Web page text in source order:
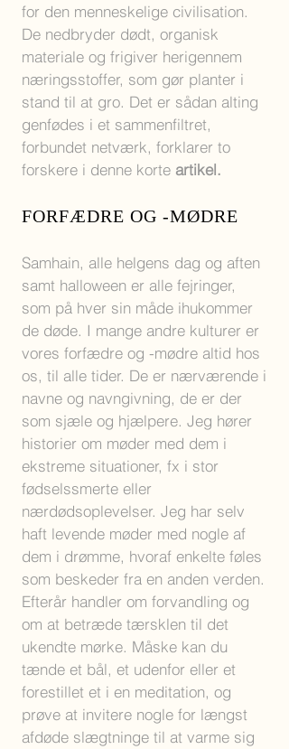
for den menneskelige civilisation.
De nedbryder dødt, organisk
materiale og frigiver herigennem
næringsstoffer, som gør planter i
stand til at gro. Det er sådan alting
genfødes i et sammenfiltret,
forbundet netværk, forklarer to
forskere i denne korte artikel.
FORFÆDRE OG -MØDRE
Samhain, alle helgens dag og aften
samt halloween er alle fejringer,
som på hver sin måde ihukommer
de døde. I mange andre kulturer er
vores forfædre og -mødre altid hos
os, til alle tider. De er nærværende i
navne og navngivning, de er der
som sjæle og hjælpere. Jeg hører
historier om møder med dem i
ekstreme situationer, fx i stor
fødselssmerte eller
nærdødsoplevelser. Jeg har selv
haft levende møder med nogle af
dem i drømme, hvoraf enkelte føles
som beskeder fra en anden verden.
Efterår handler om forvandling og
om at betræde tærsklen til det
ukendte mørke. Måske kan du
tænde et bål, et udenfor eller et
forestillet et i en meditation, og
prøve at invitere nogle for længst
afdøde slægtninge til at varme sig